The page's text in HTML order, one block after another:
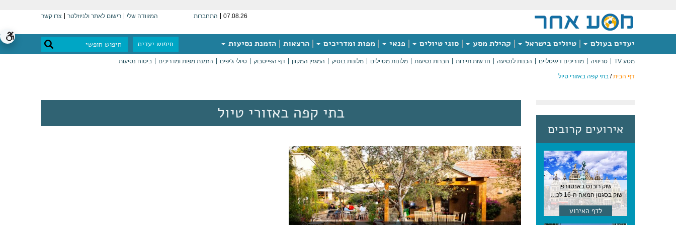
07.08.26 התחברות המזוודה שלי רישום לאתר ולניוזלטר צרו קשר
יעדים בעולם טיולים בישראל קהילת מסע סוגי טיולים פנאי מפות ומדריכים הרצאות הזמנת נסיעות חיפוש יעדים
מסע TV טריוויה מדריכים דיגיטליים הכנות לנסיעה חדשות תיירות חברות נסיעות מלונות מטיילים מלונות בוטיק המגזין המקוון דף הפייסבוק טיולי ג'יפים הזמנת מפות ומדריכים ביטוח נסיעות
דף הבית/ בתי קפה באזורי טיול
אירועים קרובים
שוק רובנס באנטוורפן
שוק בסגנון המאה ה-16 לכבודו של הצייר המפורסם, בן העיר, נערך ב-15 באוגוסט באנטוורפן
לדף האירוע
בתי קפה באזורי טיול